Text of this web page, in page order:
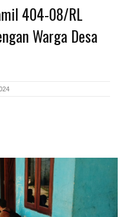
404-08/RL
Warga Desa